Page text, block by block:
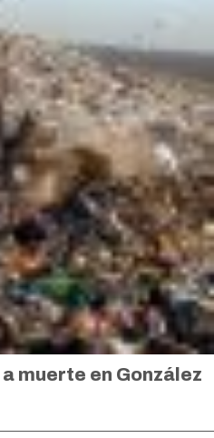
muerte en González